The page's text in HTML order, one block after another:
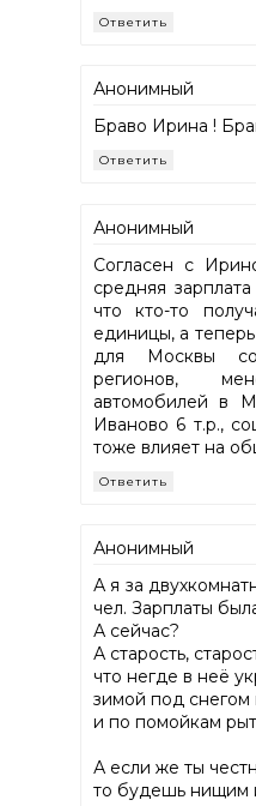
Ответить
Анонимный
Браво Ирина !
Ответить
Анонимный
Согласен с
средняя
что кто-то
единицы, а теперь
для Москвы
регионов,
автомобилей в
Иваново 6 т.р.,
тоже влияет на
Ответить
Анонимный
А я за
чел. Зарплаты
А сейчас?
А старость,
что негде в неё
зимой под снегом
и по помойкам
А если же ты
то будешь нищим